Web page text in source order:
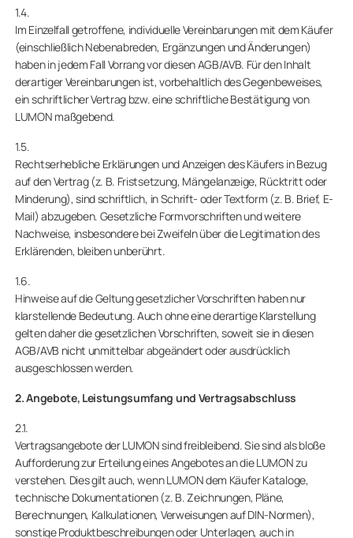
1.4.
Im Einzelfall getroffene, individuelle Vereinbarungen mit dem Käufer
(einschließlich Nebenabreden, Ergänzungen und Änderungen)
haben in jedem Fall Vorrang vor diesen AGB/AVB. Für den Inhalt
derartiger Vereinbarungen ist, vorbehaltlich des Gegenbeweises,
ein schriftlicher Vertrag bzw. eine schriftliche Bestätigung von
LUMON maßgebend.
1.5.
Rechtserhebliche Erklärungen und Anzeigen des Käufers in Bezug
auf den Vertrag (z. B. Fristsetzung, Mängelanzeige, Rücktritt oder
Minderung), sind schriftlich, in Schrift- oder Textform (z. B. Brief, E-
Mail) abzugeben. Gesetzliche Formvorschriften und weitere
Nachweise, insbesondere bei Zweifeln über die Legitimation des
Erklärenden, bleiben unberührt.
1.6.
Hinweise auf die Geltung gesetzlicher Vorschriften haben nur
klarstellende Bedeutung. Auch ohne eine derartige Klarstellung
gelten daher die gesetzlichen Vorschriften, soweit sie in diesen
AGB/AVB nicht unmittelbar abgeändert oder ausdrücklich
ausgeschlossen werden.
2. Angebote, Leistungsumfang und Vertragsabschluss
2.1.
Vertragsangebote der LUMON sind freibleibend. Sie sind als bloße
Aufforderung zur Erteilung eines Angebotes an die LUMON zu
verstehen. Dies gilt auch, wenn LUMON dem Käufer Kataloge,
technische Dokumentationen (z. B. Zeichnungen, Pläne,
Berechnungen, Kalkulationen, Verweisungen auf DIN-Normen),
sonstige Produktbeschreibungen oder Unterlagen, auch in